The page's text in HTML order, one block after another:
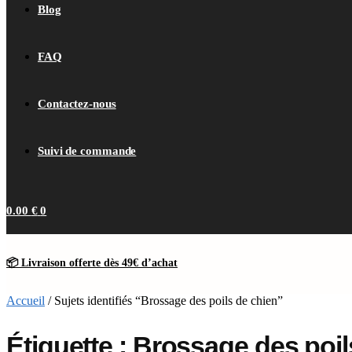
Blog
FAQ
Contactez-nous
Suivi de commande
0.00 € 0
📦 Livraison offerte dès 49€ d’achat
Accueil / Sujets identifiés “Brossage des poils de chien”
Étiquette : Brossage des